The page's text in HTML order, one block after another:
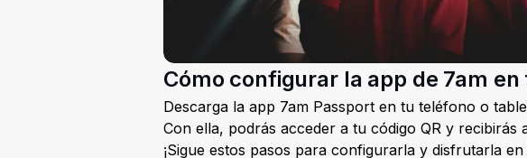
Cómo configurar la app de 7am
Descarga la app 7am Passport en tu teléfono o
Con ella, podrás acceder a tu código QR y recibirás
¡Sigue estos pasos para configurarla y disfrutarla